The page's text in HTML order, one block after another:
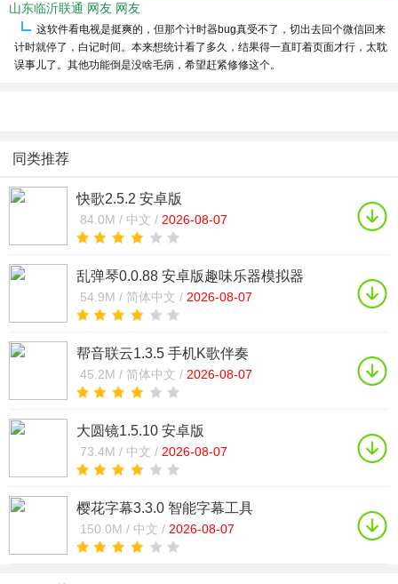
山东临沂联通 网友 网友
这软件看电视是挺爽的，但那个计时器bug真受不了，切出去回个微信回来
计时就停了，白记时间。本来想统计看了多久，结果得一直盯着页面才行，太耽
误事儿了。其他功能倒是没啥毛病，希望赶紧修修这个。
同类推荐
快歌2.5.2 安卓版
84.0M / 中文 / 2026-08-07
乱弹琴0.0.88 安卓版趣味乐器模拟器
54.9M / 简体中文 / 2026-08-07
帮音联云1.3.5 手机K歌伴奏
45.2M / 简体中文 / 2026-08-07
大圆镜1.5.10 安卓版
73.4M / 中文 / 2026-08-07
樱花字幕3.3.0 智能字幕工具
150.0M / 中文 / 2026-08-07